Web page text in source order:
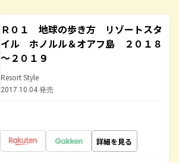
Ｒ０１ 地球の歩き方 リゾートスタ
イル ホノルル＆オアフ島 ２０１８
～２０１９
Resort Style
2017.10.04 発売
詳細を見る